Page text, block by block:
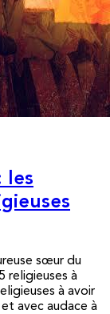
les
sœur du
religieuses à
à avoir
avec audace à